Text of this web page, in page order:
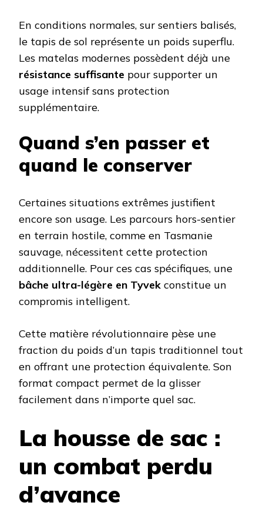
En conditions normales, sur sentiers balisés,
le tapis de sol représente un poids superflu.
Les matelas modernes possèdent déjà une
résistance suffisante pour supporter un
usage intensif sans protection
supplémentaire.
Quand s’en passer et
quand le conserver
Certaines situations extrêmes justifient
encore son usage. Les parcours hors-sentier
en terrain hostile, comme en Tasmanie
sauvage, nécessitent cette protection
additionnelle. Pour ces cas spécifiques, une
bâche ultra-légère en Tyvek constitue un
compromis intelligent.
Cette matière révolutionnaire pèse une
fraction du poids d’un tapis traditionnel tout
en offrant une protection équivalente. Son
format compact permet de la glisser
facilement dans n’importe quel sac.
La housse de sac :
un combat perdu
d’avance